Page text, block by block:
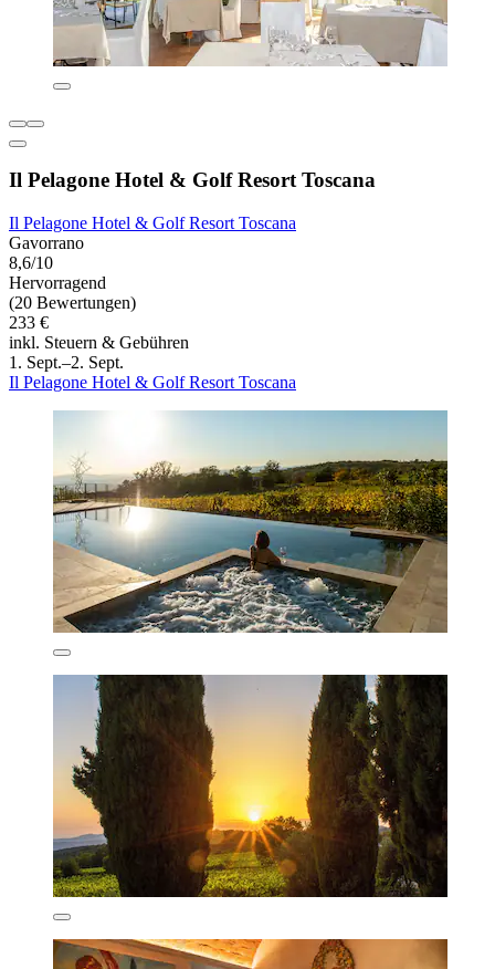
Il Pelagone Hotel & Golf Resort Toscana
Il Pelagone Hotel & Golf Resort Toscana
Gavorrano
8,6/10
Hervorragend
(20 Bewertungen)
233 €
inkl. Steuern & Gebühren
1. Sept.–2. Sept.
Il Pelagone Hotel & Golf Resort Toscana